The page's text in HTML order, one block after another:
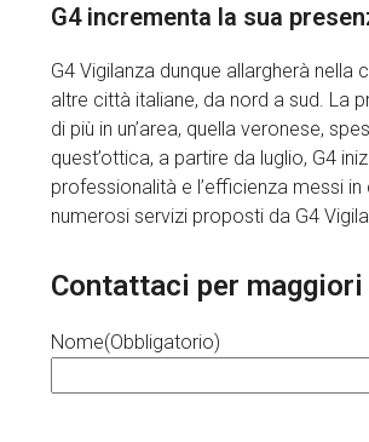
G4 incrementa la sua
G4 Vigilanza dunque allargherà
altre città italiane, da nord a sud. La
di più in un’area, quella veronese,
quest’ottica, a partire da luglio, G4
professionalità e l’efficienza messi
numerosi servizi proposti da G4
Contattaci per
Nome(Obbligatorio)